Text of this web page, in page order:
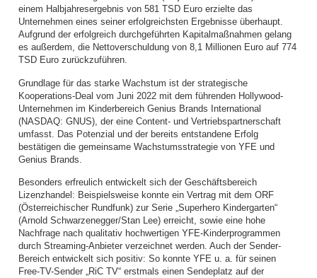
einem Halbjahresergebnis von 581 TSD Euro erzielte das
Unternehmen eines seiner erfolgreichsten Ergebnisse überhaupt.
Aufgrund der erfolgreich durchgeführten Kapitalmaßnahmen gelang
es außerdem, die Nettoverschuldung von 8,1 Millionen Euro auf 774
TSD Euro zurückzuführen.
Grundlage für das starke Wachstum ist der strategische
Kooperations-Deal vom Juni 2022 mit dem führenden Hollywood-
Unternehmen im Kinderbereich Genius Brands International
(NASDAQ: GNUS), der eine Content- und Vertriebspartnerschaft
umfasst. Das Potenzial und der bereits entstandene Erfolg
bestätigen die gemeinsame Wachstumsstrategie von YFE und
Genius Brands.
Besonders erfreulich entwickelt sich der Geschäftsbereich
Lizenzhandel: Beispielsweise konnte ein Vertrag mit dem ORF
(Österreichischer Rundfunk) zur Serie „Superhero Kindergarten“
(Arnold Schwarzenegger/Stan Lee) erreicht, sowie eine hohe
Nachfrage nach qualitativ hochwertigen YFE-Kinderprogrammen
durch Streaming-Anbieter verzeichnet werden. Auch der Sender-
Bereich entwickelt sich positiv: So konnte YFE u. a. für seinen
Free-TV-Sender „RiC TV“ erstmals einen Sendeplatz auf der